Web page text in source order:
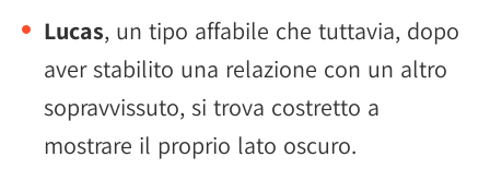
Lucas, un tipo affabile che tuttavia, dopo
aver stabilito una relazione con un altro
sopravvissuto, si trova costretto a
mostrare il proprio lato oscuro.